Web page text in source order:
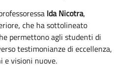
Ida Nicotra,
che ha sottolineato
permettono agli studenti di
testimonianze di eccellenza,
e visioni nuove.